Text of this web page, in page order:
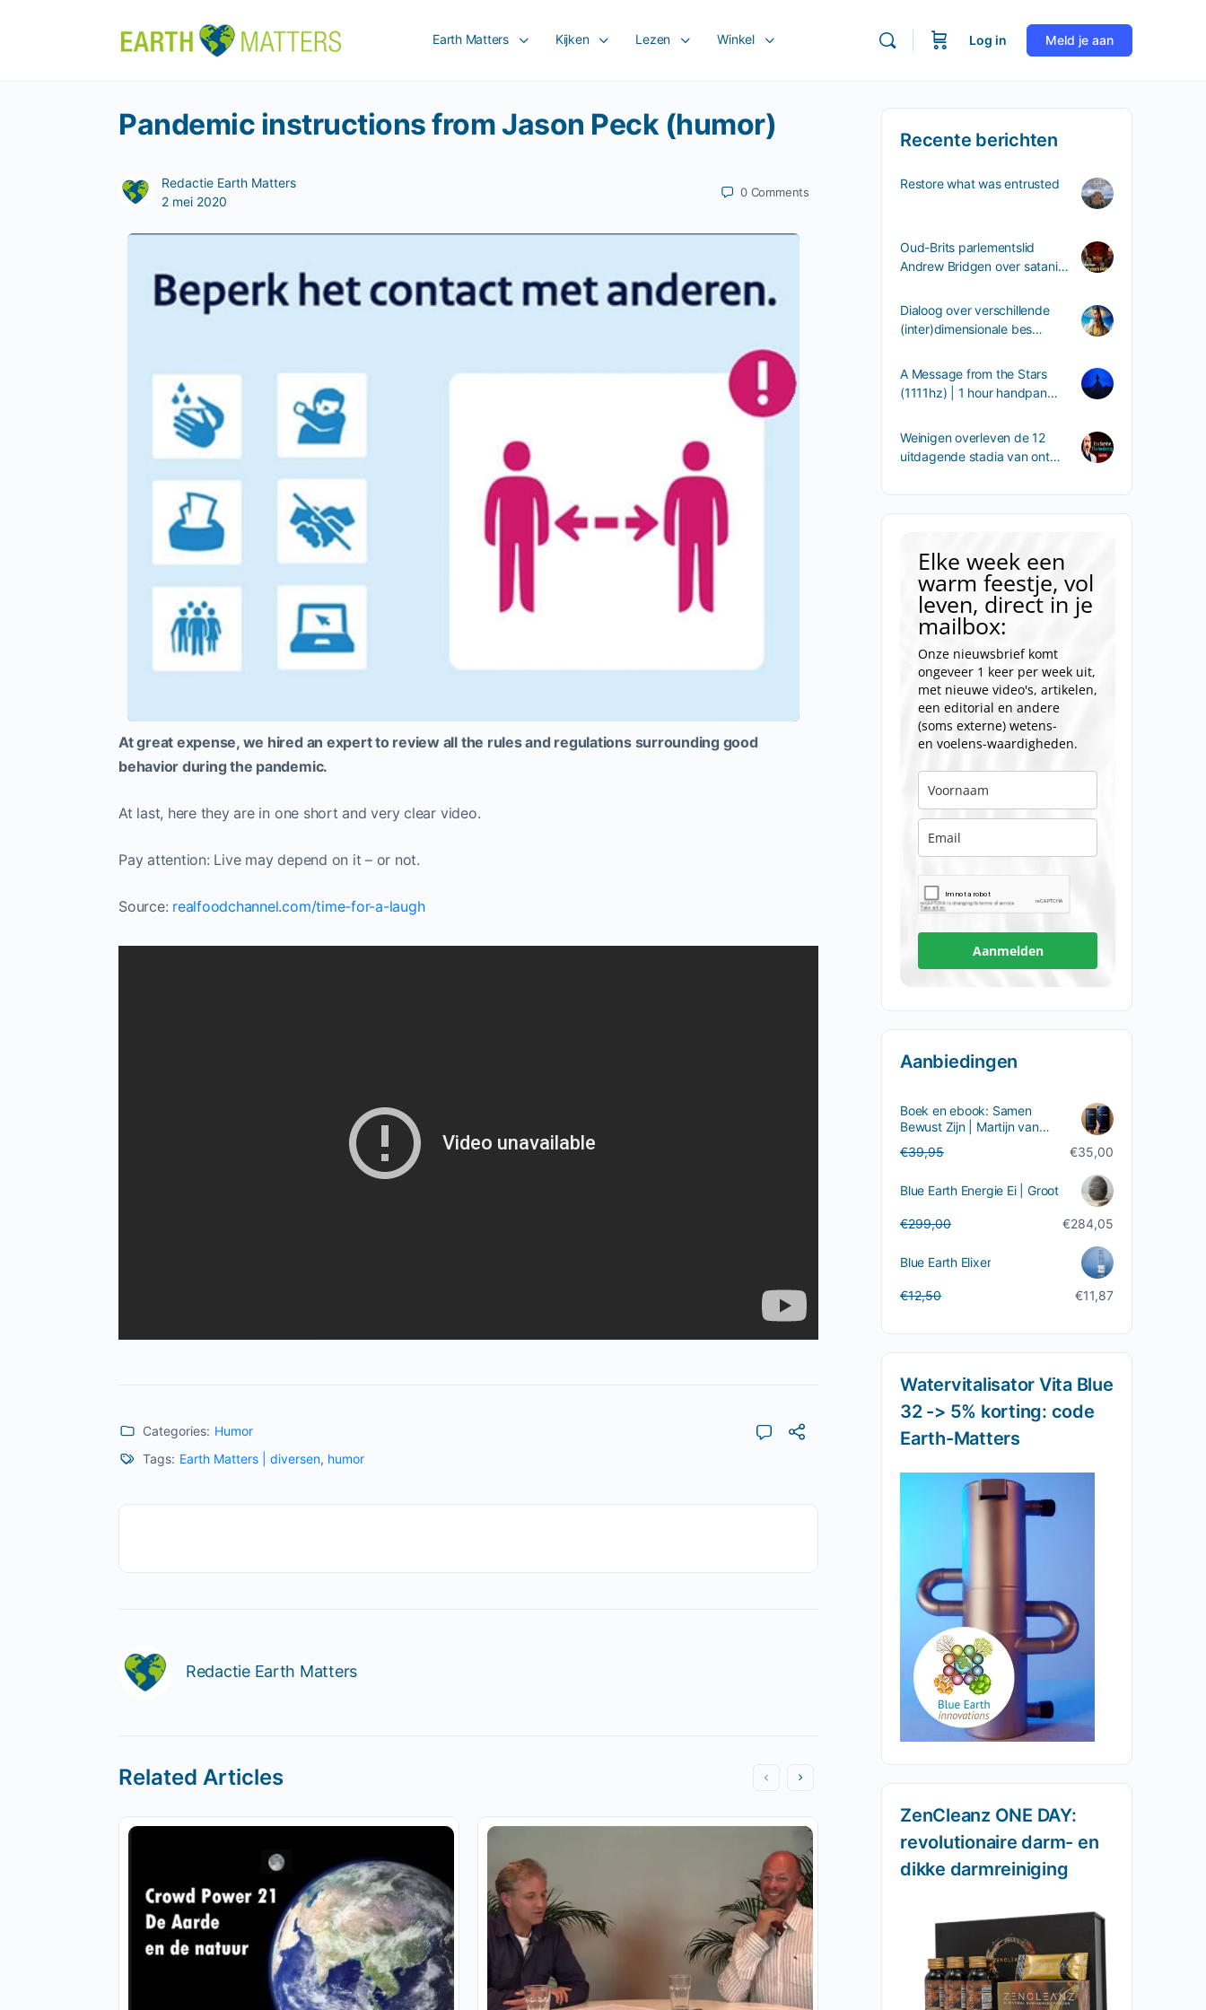
Earth Matters Kijken Lezen Winkel Log in Meld je aan
Pandemic instructions from Jason Peck (humor)
Redactie Earth Matters
2 mei 2020
0 Comments
At great expense, we hired an expert to review all the rules and regulations surrounding good
behavior during the pandemic.
At last, here they are in one short and very clear video.
Pay attention: Live may depend on it – or not.
Source: realfoodchannel.com/time-for-a-laugh
Categories: Humor
Tags: Earth Matters | diversen, humor
Redactie Earth Matters
Related Articles
Recente berichten
Restore what was entrusted
Oud-Brits parlementslid
Andrew Bridgen over satani…
Dialoog over verschillende
(inter)dimensionale bes…
A Message from the Stars
(1111hz) | 1 hour handpan…
Weinigen overleven de 12
uitdagende stadia van ont…
Elke week een
warm feestje, vol
leven, direct in je
mailbox:
Onze nieuwsbrief komt
ongeveer 1 keer per week uit,
met nieuwe video's, artikelen,
een editorial en andere
(soms externe) wetens-
en voelens-waardigheden.
Aanmelden
Aanbiedingen
Boek en ebook: Samen
Bewust Zijn | Martijn van
Staveren
€39,95Oorspronkelijke
was:
€39,95.
€35,00
Huidige
is:
€35,00.
Blue Earth Energie Ei | Groot
€299,00Oorspronkelijke
was:
€299,00.
€284,05
Huidige
is:
€284,05.
Blue Earth Elixer
€12,50Oorspronkelijke
€11,87
Huidige
Watervitalisator Vita Blue
32 -> 5% korting: code
Earth-Matters
ZenCleanz ONE DAY:
revolutionaire darm- en
dikke darmreiniging